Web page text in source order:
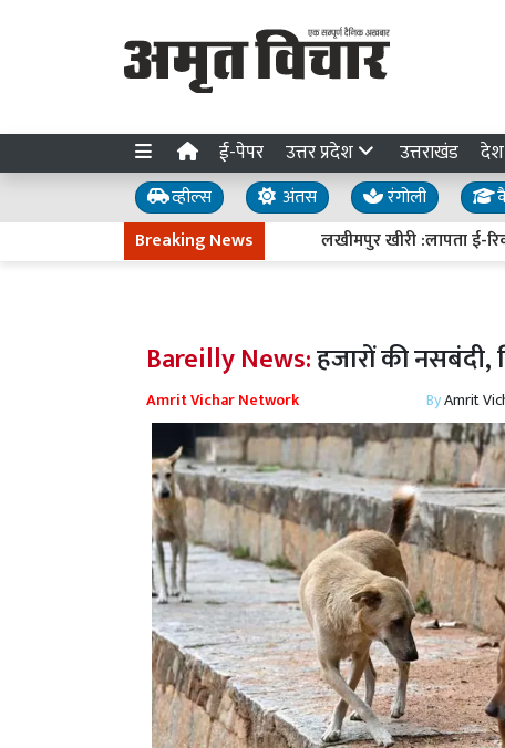
ई-पेपर उत्तर प्रदेश उत्तराखंड देश
व्हील्स अंतस रंगोली
Breaking News
लखीमपुर खीरी :लापता ई-रिक्शा
Bareilly News:हजारों की
Amrit Vichar Network ByAmrit